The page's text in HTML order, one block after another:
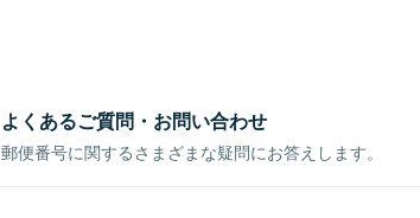
よくあるご質問・お問い合わせ
郵便番号に関するさまざまな疑問にお答えします。